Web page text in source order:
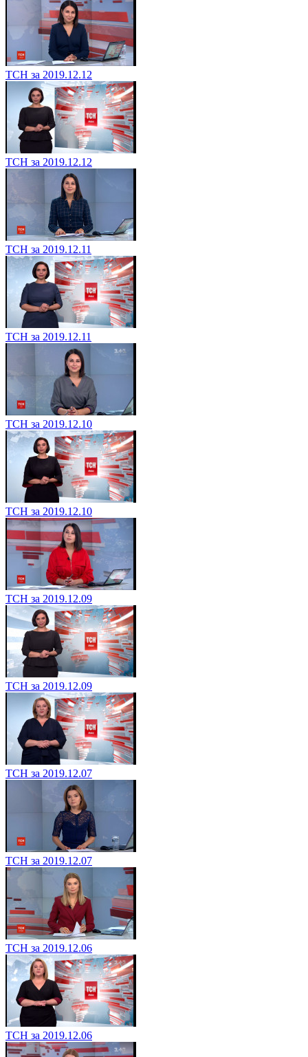
ТСН за 2019.12.12
ТСН за 2019.12.12
ТСН за 2019.12.11
ТСН за 2019.12.11
ТСН за 2019.12.10
ТСН за 2019.12.10
ТСН за 2019.12.09
ТСН за 2019.12.09
ТСН за 2019.12.07
ТСН за 2019.12.07
ТСН за 2019.12.06
ТСН за 2019.12.06